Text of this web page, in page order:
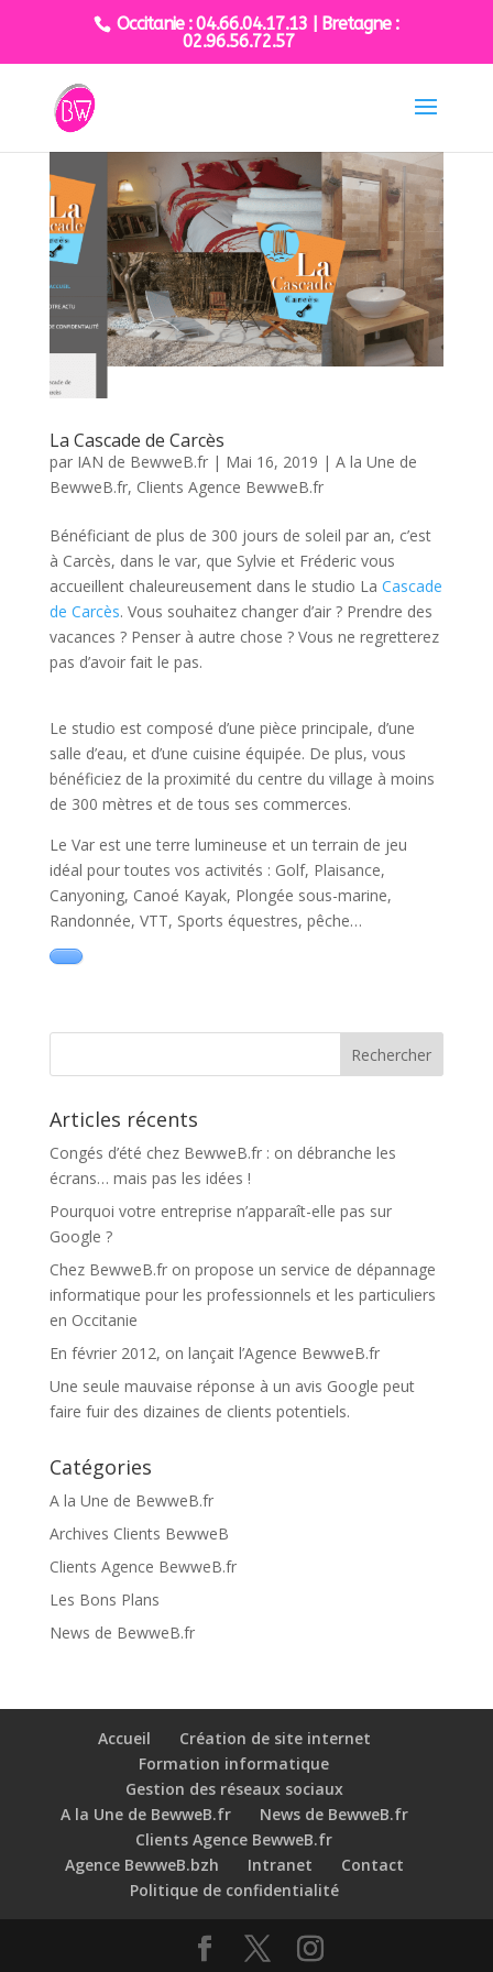
Occitanie : 04.66.04.17.13 | Bretagne :
02.96.56.72.57
La Cascade de Carcès
par IAN de BewweB.fr| Mai 16, 2019 | A la Une de
BewweB.fr, Clients Agence BewweB.fr
Bénéficiant de plus de 300 jours de soleil par an, c’est
à Carcès, dans le var, que Sylvie et Fréderic vous
accueillent chaleureusement dans le studio La Cascade
de Carcès. Vous souhaitez changer d’air ? Prendre des
vacances ? Penser à autre chose ? Vous ne regretterez
pas d’avoir fait le pas.
Le studio est composé d’une pièce principale, d’une
salle d’eau, et d’une cuisine équipée. De plus, vous
bénéficiez de la proximité du centre du village à moins
de 300 mètres et de tous ses commerces.
Le Var est une terre lumineuse et un terrain de jeu
idéal pour toutes vos activités : Golf, Plaisance,
Canyoning, Canoé Kayak, Plongée sous-marine,
Randonnée, VTT, Sports équestres, pêche…
Articles récents
Congés d’été chez BewweB.fr : on débranche les
écrans… mais pas les idées !
Pourquoi votre entreprise n’apparaît-elle pas sur
Google ?
Chez BewweB.fr on propose un service de dépannage
informatique pour les professionnels et les particuliers
en Occitanie
En février 2012, on lançait l’Agence BewweB.fr
Une seule mauvaise réponse à un avis Google peut
faire fuir des dizaines de clients potentiels.
Catégories
A la Une de BewweB.fr
Archives Clients BewweB
Clients Agence BewweB.fr
Les Bons Plans
News de BewweB.fr
Accueil
Création de site internet
Formation informatique
Gestion des réseaux sociaux
A la Une de BewweB.fr
News de BewweB.fr
Clients Agence BewweB.fr
Agence BewweB.bzh
Intranet
Contact
Politique de confidentialité